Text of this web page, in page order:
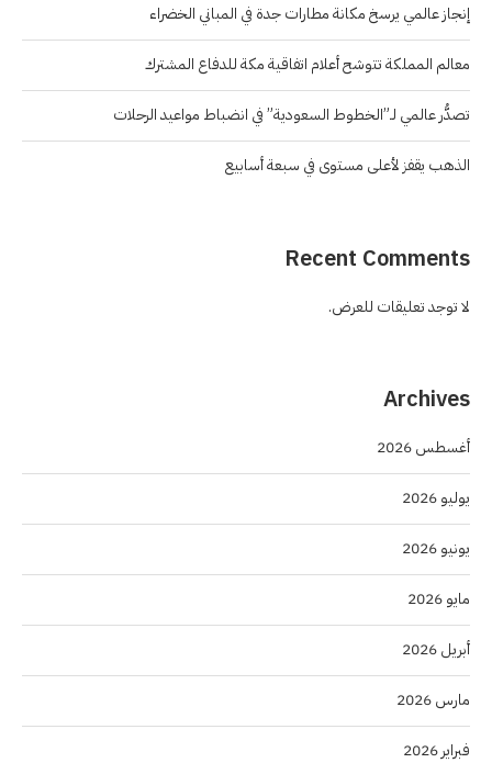
إنجاز عالمي يرسخ مكانة مطارات جدة في المباني الخضراء
معالم المملكة تتوشح أعلام اتفاقية مكة للدفاع المشترك
تصدُّر عالمي لـ”الخطوط السعودية” في انضباط مواعيد الرحلات
الذهب يقفز لأعلى مستوى في سبعة أسابيع
Recent Comments
لا توجد تعليقات للعرض.
Archives
أغسطس 2026
يوليو 2026
يونيو 2026
مايو 2026
أبريل 2026
مارس 2026
فبراير 2026